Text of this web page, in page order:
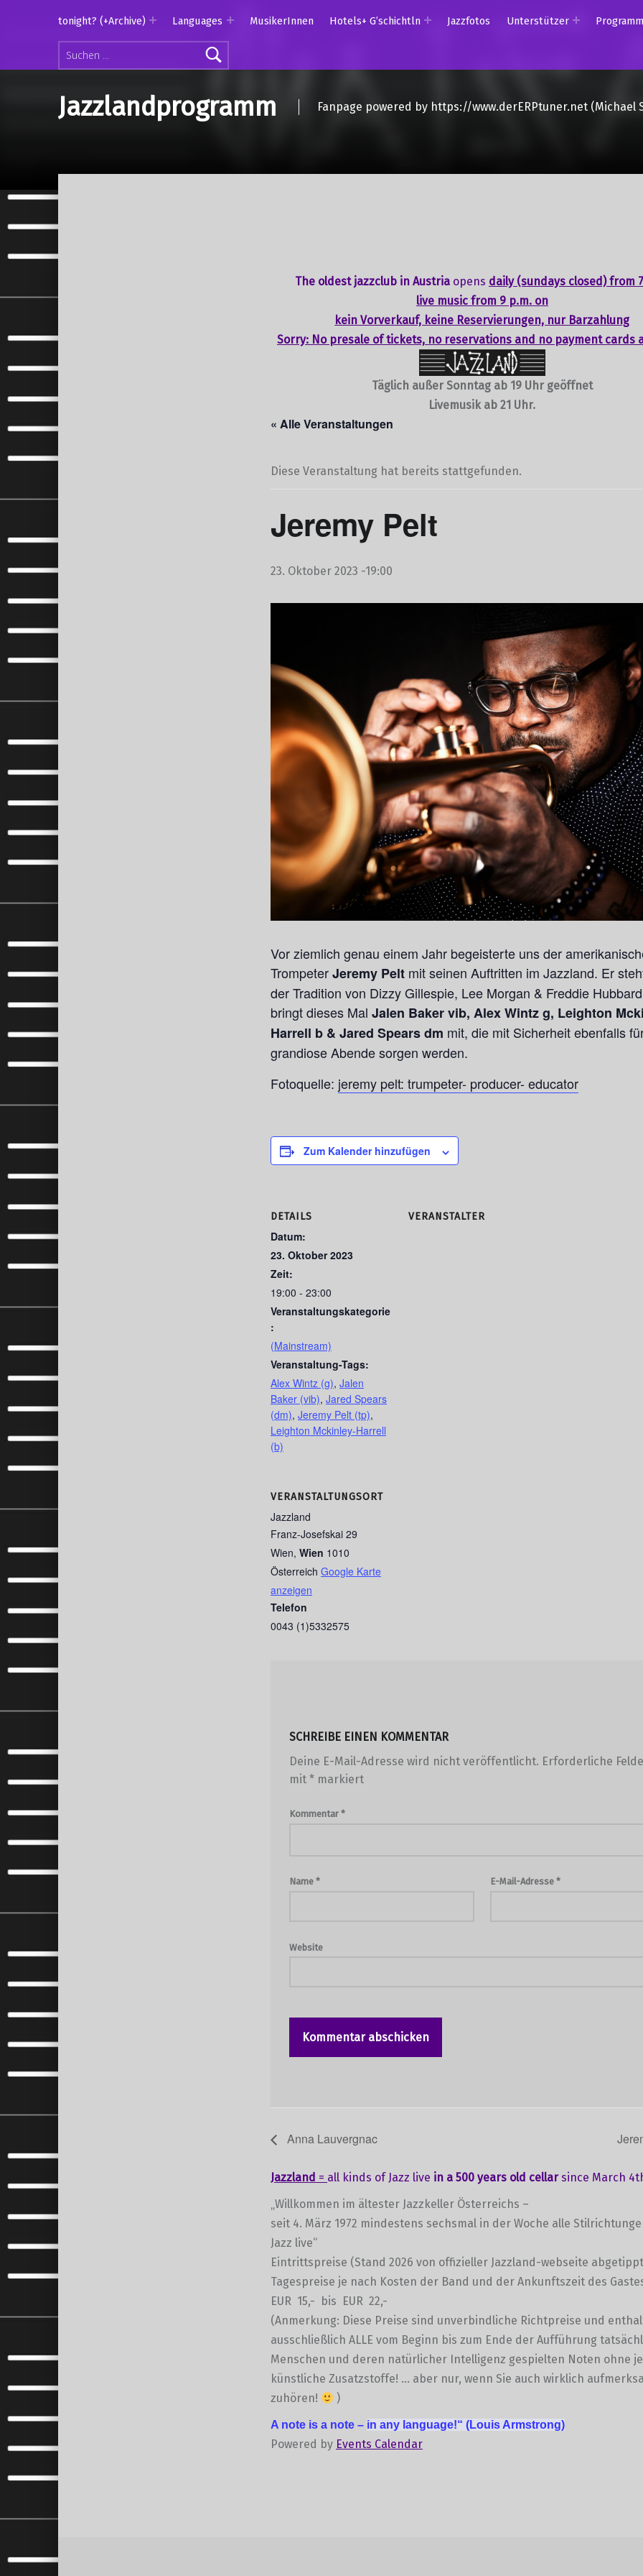
Suchen nach:
tonight? (+Archive) Languages MusikerInnen Hotels+ G’schichtln Jazzfotos Unterstützer
Jazzlandprogramm Fanpage powered by https://www.derERPtuner.net (Michael
The oldest jazzclub in Austria opens daily (sundays closed) from
live music from 9 p.m. on
kein Vorverkauf, keine Reservierungen, nur Barzahlung
Sorry: No presale of tickets, no reservations and no payment cards
Täglich außer Sonntag ab 19 Uhr geöffnet
Livemusik ab 21 Uhr.
« Alle Veranstaltungen
Diese Veranstaltung hat bereits stattgefunden.
Jeremy Pelt
23. Oktober 2023 -19:00
Vor ziemlich genau einem Jahr begeisterte uns der
TrompeterJeremy Peltmit seinen Auftritten im Jazzland. Er
der Tradition von Dizzy Gillespie, Lee Morgan & Freddie
bringt dieses Mal Jalen Baker vib, Alex Wintz g, Leighton
Harrell b & Jared Spears dm mit, die mit Sicherheit ebenfalls
grandiose Abende sorgen werden.
Fotoquelle: jeremy pelt: trumpeter- producer- educator
Zum Kalender hinzufügen
DETAILS
Datum:
23. Oktober 2023
Zeit:
19:00 - 23:00
Veranstaltungskategorie
:
(Mainstream)
Veranstaltung-Tags:
Alex Wintz (g), Jalen
Baker (vib), Jared Spears
(dm), Jeremy Pelt (tp),
Leighton Mckinley-Harrell
(b)
VERANSTALTER
VERANSTALTUNGSORT
Jazzland
Franz-Josefskai 29
Wien, Wien 1010
Österreich Google Karte
anzeigen
Telefon
0043 (1)5332575
SCHREIBE EINEN KOMMENTAR
Deine E-Mail-Adresse wird nicht veröffentlicht. Erforderliche
mit *markiert
Kommentar *
Name * E-Mail-Adresse *
Website
Anna Lauvergnac
Jazzland = all kinds of Jazz live in a 500 years old cellarsince March
„Willkommen im ältester Jazzkeller Österreichs –
seit 4. März 1972 mindestens sechsmal in der Woche alle
Jazz live“
Eintrittspreise (Stand 2026 von offizieller Jazzland-webseite
Tagespreise je nach Kosten der Band und der Ankunftszeit des
EUR 15,- bis EUR 22,-
(Anmerkung: Diese Preise sind unverbindliche Richtpreise und
ausschließlich ALLE vom Beginn bis zum Ende der Aufführung
Menschen und deren natürlicher Intelligenz gespielten Noten ohne
künstliche Zusatzstoffe! … aber nur, wenn Sie auch wirklich
zuhören!
)
A note is a note – in any language!“ (Louis Armstrong)
Powered by Events Calendar